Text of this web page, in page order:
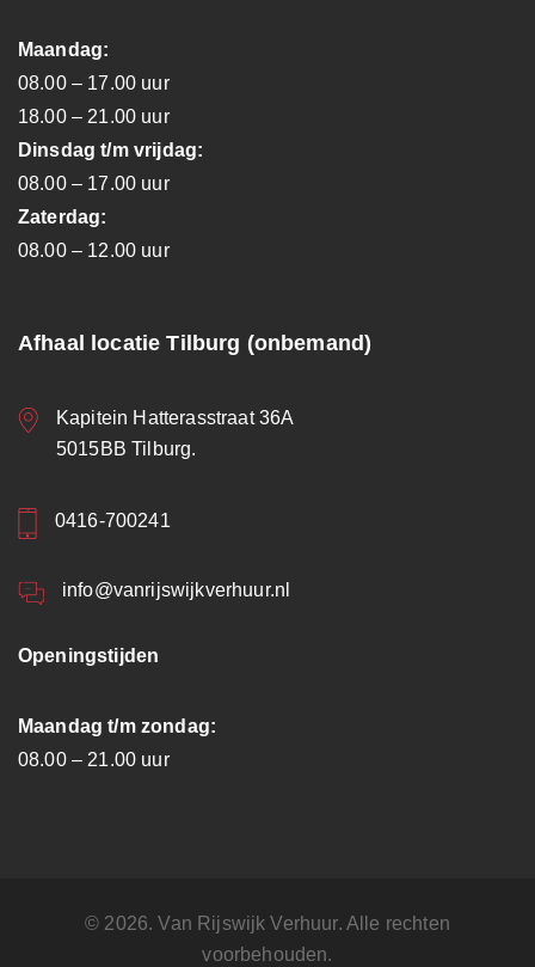
Maandag:
08.00 – 17.00 uur
18.00 – 21.00 uur
Dinsdag t/m vrijdag:
08.00 – 17.00 uur
Zaterdag:
08.00 – 12.00 uur
Afhaal locatie Tilburg (onbemand)
Kapitein Hatterasstraat 36A
5015BB Tilburg.
0416-700241
info@vanrijswijkverhuur.nl
Openingstijden
Maandag t/m zondag:
08.00 – 21.00 uur
© 2026. Van Rijswijk Verhuur. Alle rechten
voorbehouden.